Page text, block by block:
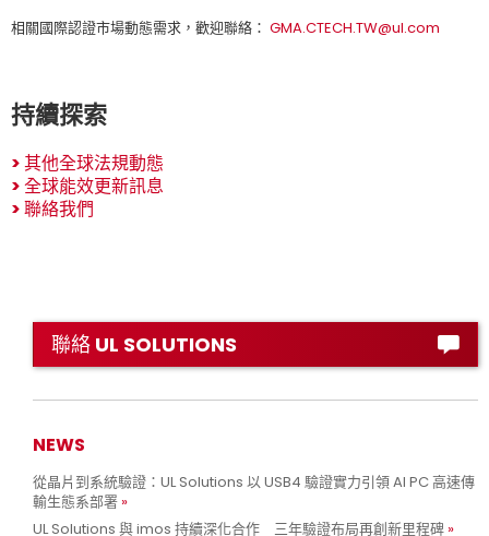
相關國際認證市場動態需求，歡迎聯絡： GMA.CTECH.TW@ul.com
持續探索
>其他全球法規動態
>全球能效更新訊息
>聯絡我們
聯絡 UL SOLUTIONS
NEWS
從晶片到系統驗證：UL Solutions 以 USB4 驗證實力引領 AI PC 高速傳
輸生態系部署
UL Solutions 與 imos 持續深化合作 三年驗證布局再創新里程碑